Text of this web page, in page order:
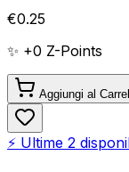
€0.25
✨ +0 Z-Points
Aggiungi al
⚡ Ultime 2